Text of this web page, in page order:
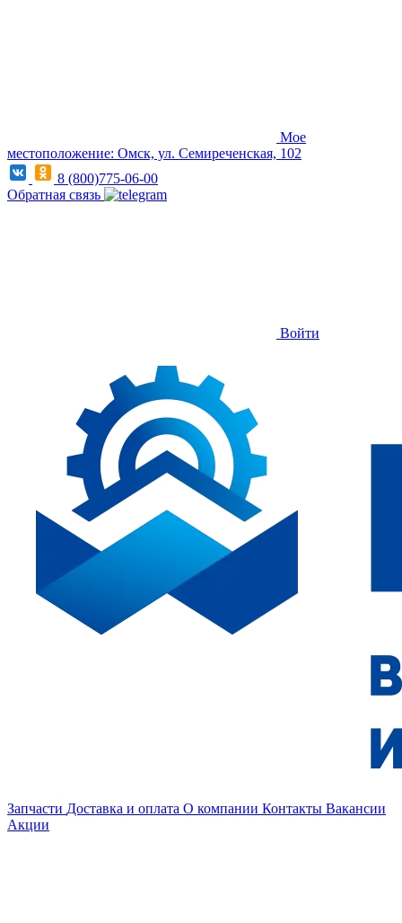
Мое
местоположение: Омск, ул. Семиреченская, 102
8 (800)775-06-00
Обратная связь
Войти
Запчасти Доставка и оплата О компании Контакты Вакансии
Акции